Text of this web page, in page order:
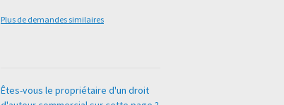
Plus de demandes similaires
Êtes-vous le propriétaire d'un droit